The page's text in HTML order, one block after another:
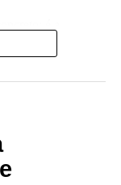
da educação
prédio do
revitalização para
a continuidade